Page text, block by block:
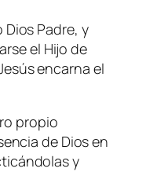
Padre, y
el Hijo de
encarna el
propio
de Dios en
y